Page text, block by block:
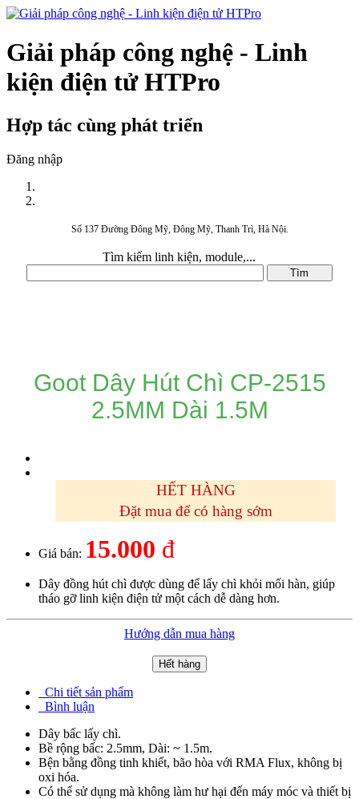
Giải pháp công nghệ - Linh
kiện điện tử HTPro
Hợp tác cùng phát triển
Đăng nhập
Số 137 Đường Đông Mỹ, Đông Mỹ, Thanh Trì, Hà Nội.
Tìm kiếm linh kiện, module,...
Goot Dây Hút Chì CP-2515
2.5MM Dài 1.5M
HẾT HÀNG
Đặt mua để có hàng sớm
Giá bán: 15.000 đ
Dây đồng hút chì được dùng để lấy chì khỏi mối hàn, giúp
tháo gỡ linh kiện điện tử một cách dễ dàng hơn.
Hướng dẫn mua hàng
Hết hàng
Chi tiết sản phẩm
Bình luận
Dây bấc lấy chì.
Bề rộng bấc: 2.5mm, Dài: ~ 1.5m.
Bện bằng đồng tinh khiết, bão hòa với RMA Flux, không bị
oxi hóa.
Có thể sử dụng mà không làm hư hại đến máy móc và thiết bị